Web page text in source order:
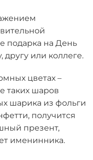
подарка на День
или коллеге.
цветах –
таких шаров
шарика из фольги
получится
презент,
именинника.